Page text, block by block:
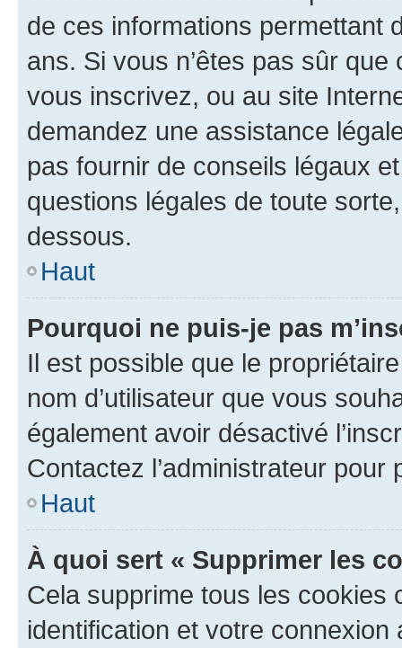
de ces informations permettant
ans. Si vous n’êtes pas sûr
vous inscrivez, ou au site
demandez une assistance
pas fournir de conseils légaux
questions légales de toute
dessous.
Haut
Pourquoi ne puis-je pas
Il est possible que le
nom d’utilisateur que vous
également avoir désactivé
Contactez l’administrateur
Haut
À quoi sert « Supprimer les
Cela supprime tous les cookies
identification et votre